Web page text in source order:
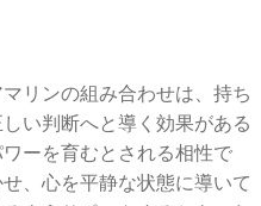
リンの組み合わせは、持ち
い判断へと導く効果がある
ーを育むとされる相性で
、心を平静な状態に導いて